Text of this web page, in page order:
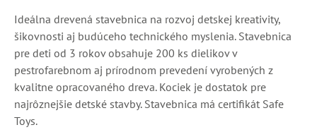
Ideálna drevená stavebnica na rozvoj detskej kreativity,
šikovnosti aj budúceho technického myslenia. Stavebnica
pre deti od 3 rokov obsahuje 200 ks dielikov v
pestrofarebnom aj prírodnom prevedení vyrobených z
kvalitne opracovaného dreva. Kociek je dostatok pre
najrôznejšie detské stavby. Stavebnica má certifikát Safe
Toys.